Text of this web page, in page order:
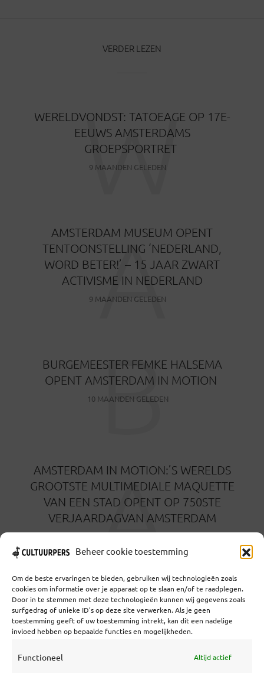
Beheer cookie toestemming
Om de beste ervaringen te bieden, gebruiken wij technologieën zoals
cookies om informatie over je apparaat op te slaan en/of te raadplegen.
Door in te stemmen met deze technologieën kunnen wij gegevens zoals
surfgedrag of unieke ID's op deze site verwerken. Als je geen
toestemming geeft of uw toestemming intrekt, kan dit een nadelige
invloed hebben op bepaalde functies en mogelijkheden.
Functioneel Altijd actief
VERDER LEZEN
WERELDVONDST: TATOEAGE OP 17E-
EEUWS AMSTERDAMS
GROEPSPORTRET
9 MAANDEN GELEDEN
W
AMSTERDAM MUSEUM OPENT
TENTOONSTELLING ‘NEDERLAND,
WORD BETER!’ – 15 JAAR ZWART
ACTIVISME IN NEDERLAND
9 MAANDEN GELEDEN
A
BURGEMEESTER FEMKE HALSEMA
OPENT AMSTERDAM IN MOTION
10 MAANDEN GELEDEN
B
AMSTERDAM IN MOTION:’S WERELDS
GROOTSTE MULTIMEDIALE MAQUETTE
VAN EEN STAD OPENT OP 750STE
VERJAARDAGVAN AMSTERDAM
A
Coöperatief Cultureel Persbureau U.A. | Salzburg 29 |
3524KS Utrecht | KvK: 55573592 |Btw: